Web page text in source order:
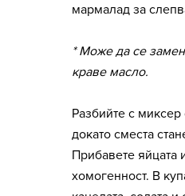
мармалад за
* Може да се
краве масло.
Разбийте с миксер
докато сместа
Прибавете яйцата
хомогенност. В